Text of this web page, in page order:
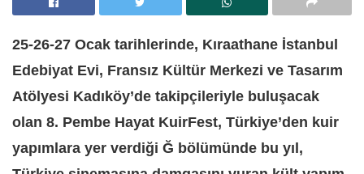
25-26-27 Ocak tarihlerinde, Kıraathane İstanbul
Edebiyat Evi, Fransız Kültür Merkezi ve Tasarım
Atölyesi Kadıköy’de takipçileriyle buluşacak
olan 8. Pembe Hayat KuirFest, Türkiye’den kuir
yapımlara yer verdiği Ğ bölümünde bu yıl,